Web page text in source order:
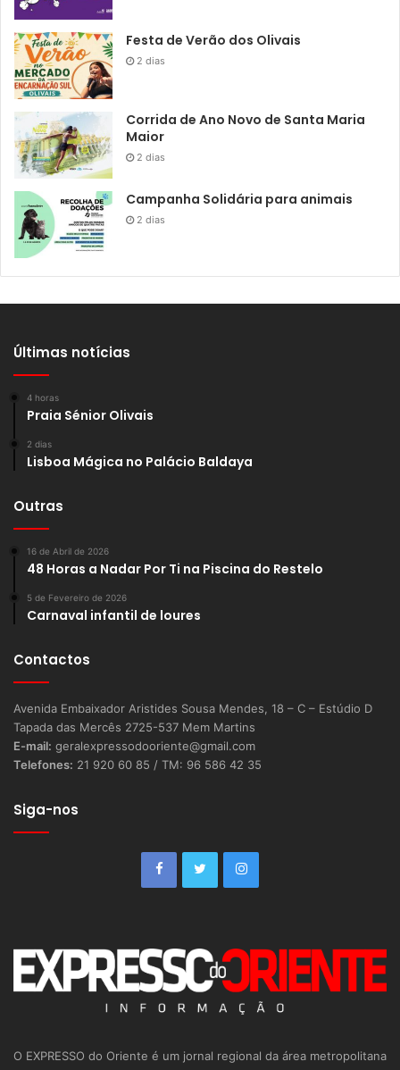
Festa de Verão dos Olivais
2 dias
Corrida de Ano Novo de Santa Maria
Maior
2 dias
Campanha Solidária para animais
2 dias
Últimas notícias
4 horas
Praia Sénior Olivais
2 dias
Lisboa Mágica no Palácio Baldaya
Outras
16 de Abril de 2026
48 Horas a Nadar Por Ti na Piscina do Restelo
5 de Fevereiro de 2026
Carnaval infantil de loures
Contactos
Avenida Embaixador Aristides Sousa Mendes, 18 – C – Estúdio D
Tapada das Mercês 2725-537 Mem Martins
E-mail: geralexpressodooriente@gmail.com
Telefones: 21 920 60 85 / TM: 96 586 42 35
Siga-nos
O EXPRESSO do Oriente é um jornal regional da área metropolitana